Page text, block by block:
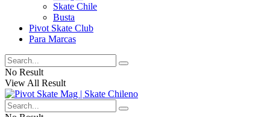
Skate Chile
Busta
Pivot Skate Club
Para Marcas
No Result
View All Result